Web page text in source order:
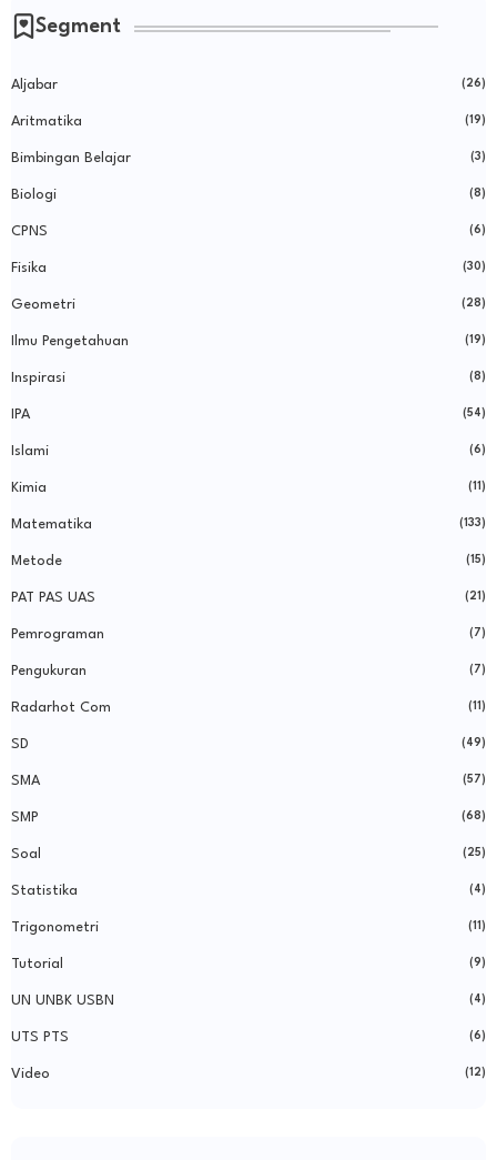
Segment
Aljabar (26)
Aritmatika (19)
Bimbingan Belajar (3)
Biologi (8)
CPNS (6)
Fisika (30)
Geometri (28)
Ilmu Pengetahuan (19)
Inspirasi (8)
IPA (54)
Islami (6)
Kimia (11)
Matematika (133)
Metode (15)
PAT PAS UAS (21)
Pemrograman (7)
Pengukuran (7)
Radarhot Com (11)
SD (49)
SMA (57)
SMP (68)
Soal (25)
Statistika (4)
Trigonometri (11)
Tutorial (9)
UN UNBK USBN (4)
UTS PTS (6)
Video (12)